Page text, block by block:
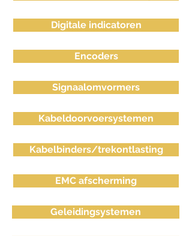
Digitale indicatoren
Encoders
Signaalomvormers
Kabeldoorvoersystemen
Kabelbinders/trekontlasting
EMC afscherming
Geleidingsystemen